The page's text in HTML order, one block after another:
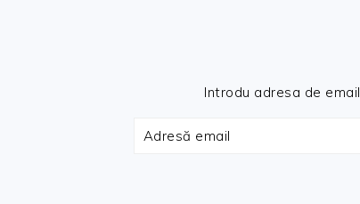
Introdu adresa de
Adresă